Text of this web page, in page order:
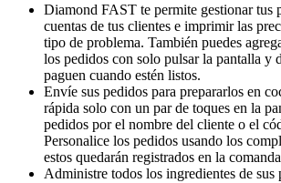
Diamond FAST te permite gestionar tus
cuentas de tus clientes e imprimir las
tipo de problema. También puedes
los pedidos con solo pulsar la pantalla y
paguen cuando estén listos.
Envíe sus pedidos para prepararlos en
rápida solo con un par de toques en la
pedidos por el nombre del cliente o el
Personalice los pedidos usando los
estos quedarán registrados en la
Administre todos los ingredientes de sus